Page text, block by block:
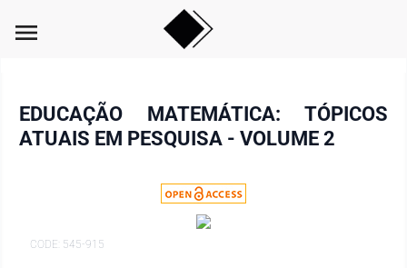
menu
EDUCAÇÃO MATEMÁTICA: TÓPICOS
ATUAIS EM PESQUISA - VOLUME 2
CODE: 545-915